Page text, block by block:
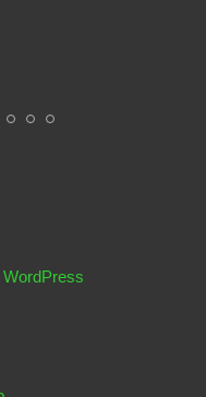
WordPress